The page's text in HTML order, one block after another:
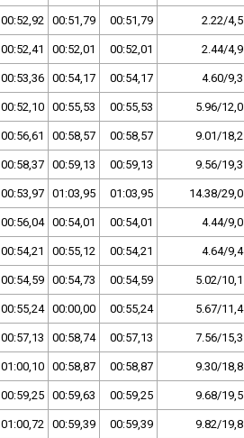
00:52,92 00:51,79 00:51,79 2.22/4,5
00:52,41 00:52,01 00:52,01 2.44/4,9
00:53,36 00:54,17 00:54,17 4.60/9,3
00:52,10 00:55,53 00:55,53 5.96/12,0
00:56,61 00:58,57 00:58,57 9.01/18,2
00:58,37 00:59,13 00:59,13 9.56/19,3
00:53,97 01:03,95 01:03,95 14.38/29,0
00:56,04 00:54,01 00:54,01 4.44/9,0
00:54,21 00:55,12 00:54,21 4.64/9,4
00:54,59 00:54,73 00:54,59 5.02/10,1
00:55,24 00:00,00 00:55,24 5.67/11,4
00:57,13 00:58,74 00:57,13 7.56/15,3
01:00,10 00:58,87 00:58,87 9.30/18,8
00:59,25 00:59,63 00:59,25 9.68/19,5
01:00,72 00:59,39 00:59,39 9.82/19,8